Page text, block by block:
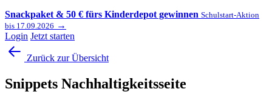
Snackpaket & 50 € fürs Kinderdepot gewinnen Schulstart-Aktion
bis 17.09.2026 →
Login Jetzt starten
Zurück zur Übersicht
Snippets Nachhaltigkeitsseite